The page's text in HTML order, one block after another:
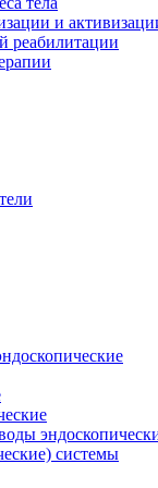
и
реабилитации
системы